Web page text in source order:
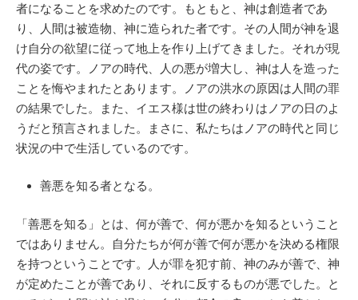
者になることを求めたのです。もともと、神は創造者であ
り、人間は被造物、神に造られた者です。その人間が神を退
け自分の欲望に従って地上を作り上げてきました。それが現
代の姿です。ノアの時代、人の悪が増大し、神は人を造った
ことを悔やまれたとあります。ノアの洪水の原因は人間の罪
の結果でした。また、イエス様は世の終わりはノアの日のよ
うだと預言されました。まさに、私たちはノアの時代と同じ
状況の中で生活しているのです。
善悪を知る者となる。
「善悪を知る」とは、何が善で、何が悪かを知るということ
ではありません。自分たちが何が善で何が悪かを決める権限
を持つということです。人が罪を犯す前、神のみが善で、神
が定めたことが善であり、それに反するものが悪でした。と